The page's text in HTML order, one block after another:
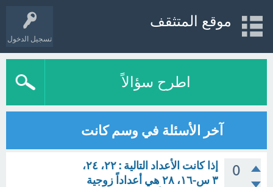
تسجيل الدخول
موقع المتثقف
اطرح سؤالاً
آخر الأسئلة في وسم كانت
0
إذا كانت الأعداد التالية : ٢٢، ٢٤،
٣ س-١٦، ٢٨ هي أعداداً زوجية